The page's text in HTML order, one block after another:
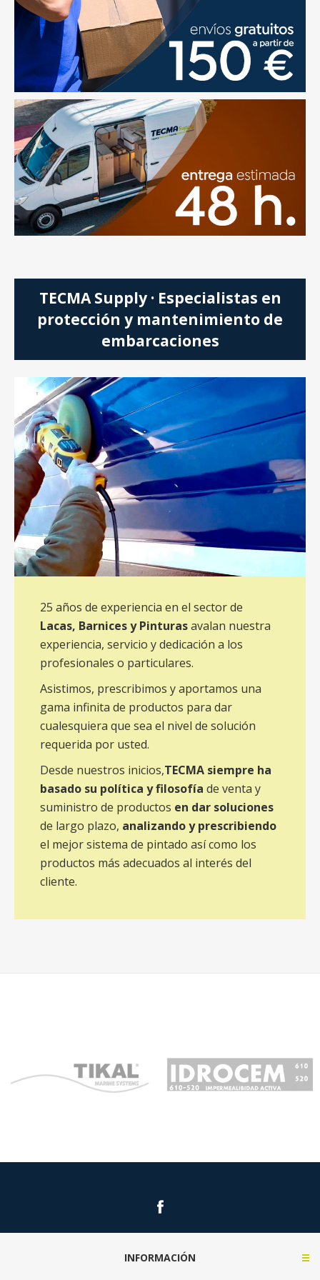
TECMA Supply · Especialistas en
protección y mantenimiento de
embarcaciones
25 años de experiencia en el sector de
Lacas, Barnices y Pinturasavalan nuestra
experiencia, servicio y dedicación a los
profesionales o particulares.
Asistimos, prescribimos y aportamos una
gama infinita de productos para dar
cualesquiera que sea el nivel de solución
requerida por usted.
Desde nuestros inicios,TECMA siempre ha
basado su política y filosofía de venta y
suministro de productos en dar soluciones
de largo plazo, analizando y prescribiendo
el mejor sistema de pintado así como los
productos más adecuados al interés del
cliente.
INFORMACIÓN